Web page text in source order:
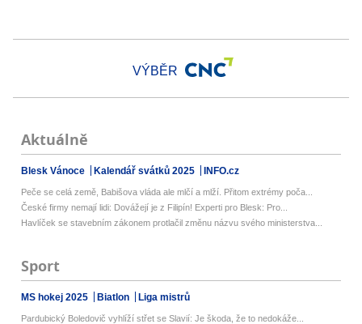
VÝBĚR
Aktuálně
Blesk Vánoce Kalendář svátků 2025 INFO.cz
Peče se celá země, Babišova vláda ale mlčí a mlží. Přitom extrémy poča...
České firmy nemají lidi: Dovážejí je z Filipín! Experti pro Blesk: Pro...
Havlíček se stavebním zákonem protlačil změnu názvu svého ministerstva...
Sport
MS hokej 2025 Biatlon Liga mistrů
Pardubický Boledovič vyhlíží střet se Slavií: Je škoda, že to nedokáže...